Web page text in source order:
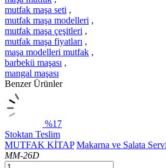
mutfak maşa seti ,
mutfak maşa modelleri ,
mutfak maşa çeşitleri ,
mutfak maşa fiyatları ,
maşa modelleri mutfak ,
barbekü maşası ,
mangal maşası
Benzer Ürünler
%17
Stoktan Teslim
MUTFAK KİTAP Makarna ve Salata
MM-26D